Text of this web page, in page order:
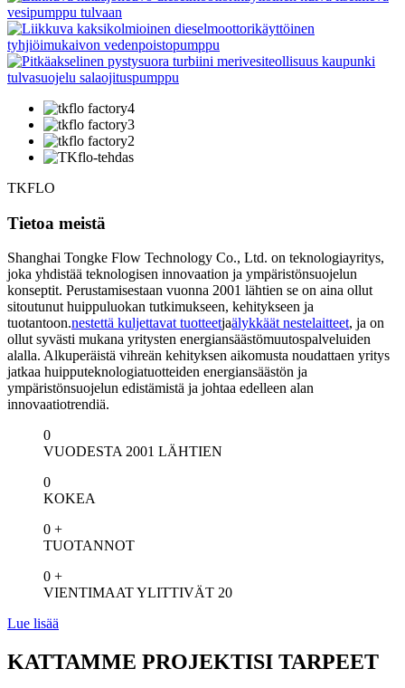
TKFLO
Tietoa meistä
Shanghai Tongke Flow Technology Co., Ltd. on teknologiayritys,
joka yhdistää teknologisen innovaation ja ympäristönsuojelun
konseptit. Perustamisestaan ​​vuonna 2001 lähtien se on aina ollut
sitoutunut huippuluokan tutkimukseen, kehitykseen ja
tuotantoon.nestettä kuljettavat tuotteetjaälykkäät nestelaitteet, ja on
ollut syvästi mukana yritysten energiansäästömuutospalveluiden
alalla. Alkuperäistä vihreän kehityksen aikomusta noudattaen yritys
jatkaa huipputeknologiatuotteiden energiansäästön ja
ympäristönsuojelun edistämistä ja johtaa edelleen alan
innovaatiotrendiä.
0
VUODESTA 2001 LÄHTIEN
0
KOKEA
0 +
TUOTANNOT
0 +
VIENTIMAAT YLITTIVÄT 20
Lue lisää
KATTAMME PROJEKTISI TARPEET